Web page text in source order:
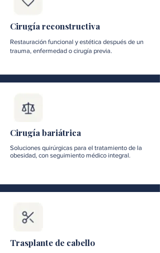
Cirugía reconstructiva
Restauración funcional y estética después de un
trauma, enfermedad o cirugía previa.
Cirugía bariátrica
Soluciones quirúrgicas para el tratamiento de la
obesidad, con seguimiento médico integral.
Trasplante de cabello